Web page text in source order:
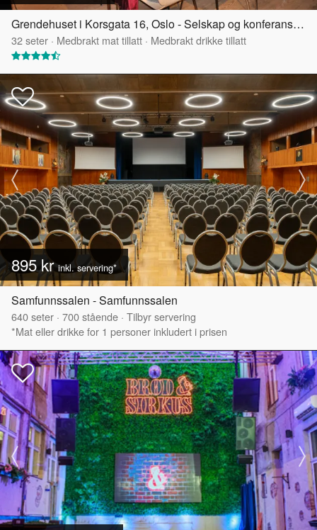
Grendehuset i Korsgata 16, Oslo - Selskap og konferanselokale
32seter · Medbrakt mat tillatt · Medbrakt drikke tillatt
895 krinkl. servering*
Samfunnssalen - Samfunnssalen
640seter · 700stående · Tilbyr servering
*Mat eller drikke for 1 personer inkludert i prisen